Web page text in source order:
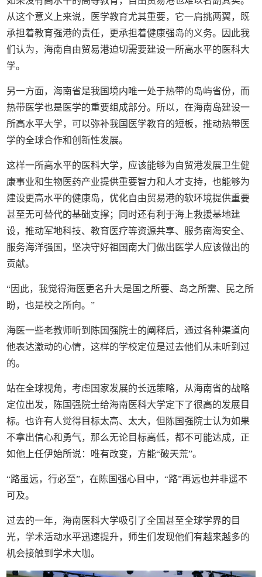
从这个意义上来说，医学教育尤其重要，它一肩挑两翼，既
承担着教育强港的责任，更承担着健康强岛的义务。因此我
们认为，海南自由贸易港迫切需要建设一所高水平的医科大
学。
另一方面，海南省是我国境内唯一处于热带的岛屿省份，而
热带医学也是医学的重要组成部分。所以，在海南岛建设一
所高水平大学，可以弥补我国医学教育的短板，推动热带医
学的全球合作和创新性发展。
这样一所高水平的医科大学，应该能够为自贸港发展卫生健
康事业和生物医药产业提供重要智力和人才支持，也能够为
建设更高水平的健康岛，优化自由贸易港的软环境提供重要
甚至无可替代的基础支撑；同时还有利于海上救援基地建
设，推动军地科技、教育医疗等资源共享、服务南海安全、
服务海洋强国，坚决守好祖国南大门做出医学人应该做出的
贡献。
“因此，我觉得海医更名升大是国之所要、岛之所需、民之所
盼，也是校之所向。”
海医一些老教师听到陈国强院士的阐释后，通过各种渠道向
他表达激动的心情，这样的学校定位是过去他们从未听到过
的。
站在全球视角，考虑国家发展的长远策略，从海南省的战略
定位出发，陈国强院士给海南医科大学定下了很高的发展目
标。也许有人觉得目标太高、太大，但陈国强院士认为如果
不拿出信心和勇气，那么无论目标高低，都不可能达成，正
如他上任伊始所说：唯有改变，方能“破天荒”。
“路虽远，行必至”，在陈国强心目中，“路”再远也并非遥不
可及。
过去的一年，海南医科大学吸引了全国甚至全球学界的目
光，学术活动水平迅速提升，师生们发现他们有越来越多的
机会接触到学术大咖。